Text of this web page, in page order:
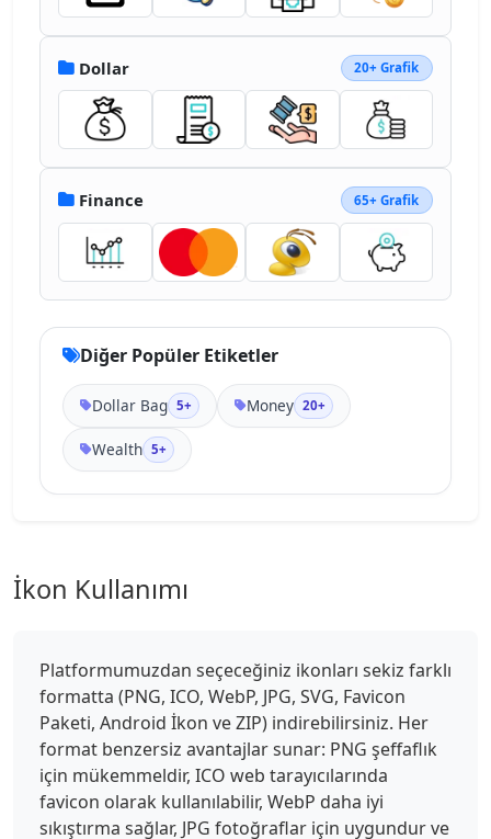
Dollar 20+ Grafik
Finance 65+ Grafik
Diğer Popüler Etiketler
Dollar Bag 5+ Money 20+
Wealth 5+
İkon Kullanımı
Platformumuzdan seçeceğiniz ikonları sekiz farklı
formatta (PNG, ICO, WebP, JPG, SVG, Favicon
Paketi, Android İkon ve ZIP) indirebilirsiniz. Her
format benzersiz avantajlar sunar: PNG şeffaflık
için mükemmeldir, ICO web tarayıcılarında
favicon olarak kullanılabilir, WebP daha iyi
sıkıştırma sağlar, JPG fotoğraflar için uygundur ve